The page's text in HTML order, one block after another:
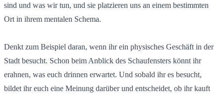
sind und was wir tun, und sie platzieren uns an einem bestimmten
Ort in ihrem mentalen Schema.
Denkt zum Beispiel daran, wenn ihr ein physisches Geschäft in der
Stadt besucht. Schon beim Anblick des Schaufensters könnt ihr
erahnen, was euch drinnen erwartet. Und sobald ihr es besucht,
bildet ihr euch eine Meinung darüber und entscheidet, ob ihr kauft